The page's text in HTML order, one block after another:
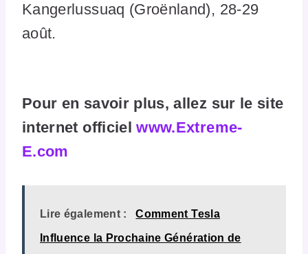
Kangerlussuaq (Groënland), 28-29
août.
Pour en savoir plus, allez sur le site
internet officielwww.Extreme-
E.com
Lire également : Comment Tesla
Influence la Prochaine Génération de